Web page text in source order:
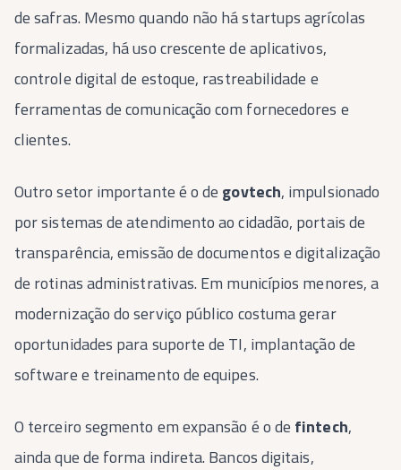
de safras. Mesmo quando não há startups agrícolas
formalizadas, há uso crescente de aplicativos,
controle digital de estoque, rastreabilidade e
ferramentas de comunicação com fornecedores e
clientes.
Outro setor importante é o de govtech, impulsionado
por sistemas de atendimento ao cidadão, portais de
transparência, emissão de documentos e digitalização
de rotinas administrativas. Em municípios menores, a
modernização do serviço público costuma gerar
oportunidades para suporte de TI, implantação de
software e treinamento de equipes.
O terceiro segmento em expansão é o de fintech,
ainda que de forma indireta. Bancos digitais,